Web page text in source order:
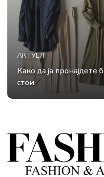
АКТУЕЛ
Како да ја пронајдете
стои